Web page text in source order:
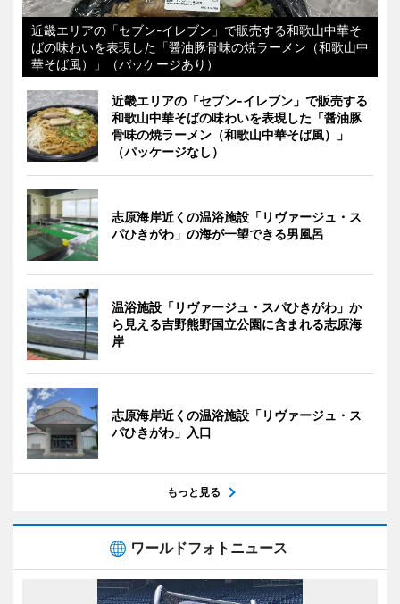
近畿エリアの「セブン-イレブン」で販売する和歌山中華そ
ばの味わいを表現した「醤油豚骨味の焼ラーメン（和歌山中
華そば風）」（パッケージあり）
近畿エリアの「セブン-イレブン」で販売する
和歌山中華そばの味わいを表現した「醤油豚
骨味の焼ラーメン（和歌山中華そば風）」
（パッケージなし）
志原海岸近くの温浴施設「リヴァージュ・ス
パひきがわ」の海が一望できる男風呂
温浴施設「リヴァージュ・スパひきがわ」か
ら見える吉野熊野国立公園に含まれる志原海
岸
志原海岸近くの温浴施設「リヴァージュ・ス
パひきがわ」入口
もっと見る
ワールドフォトニュース